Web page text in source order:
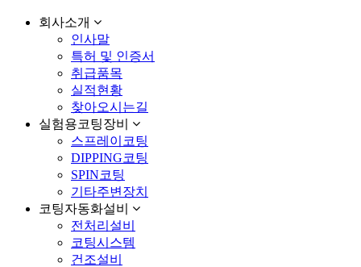
회사소개
인사말
특허 및 인증서
취급품목
실적현황
찾아오시는길
실험용코팅장비
스프레이코팅
DIPPING코팅
SPIN코팅
기타주변장치
코팅자동화설비
전처리설비
코팅시스템
건조설비